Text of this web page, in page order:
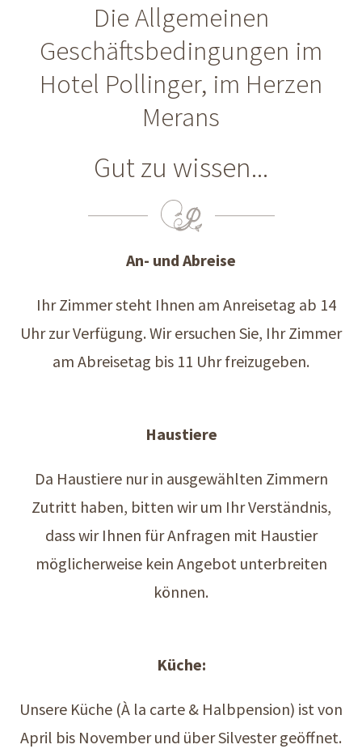
Die Allgemeinen
Geschäftsbedingungen im
Hotel Pollinger, im Herzen
Merans
Gut zu wissen...
An- und Abreise
Ihr Zimmer steht Ihnen am Anreisetag ab 14
Uhr zur Verfügung. Wir ersuchen Sie, Ihr Zimmer
am Abreisetag bis 11 Uhr freizugeben.
Haustiere
Da Haustiere nur in ausgewählten Zimmern
Zutritt haben, bitten wir um Ihr Verständnis,
dass wir Ihnen für Anfragen mit Haustier
möglicherweise kein Angebot unterbreiten
können.
Küche:
Unsere Küche (À la carte & Halbpension) ist von
April bis November und über Silvester geöffnet.